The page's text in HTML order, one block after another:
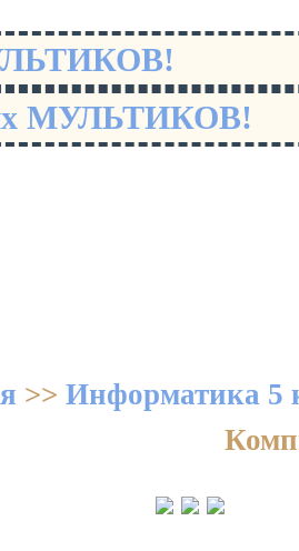
МУЛЬТИКОВ!
>> Информатика 5